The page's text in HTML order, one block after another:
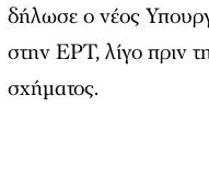
δήλωσε ο νέος
στην ΕΡΤ, λίγο πριν
σχήματος.